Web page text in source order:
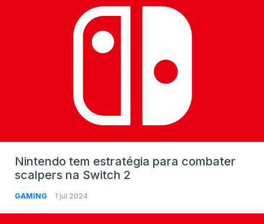
Nintendo tem estratégia para combater
scalpers na Switch 2
GAMING 1 jul 2024